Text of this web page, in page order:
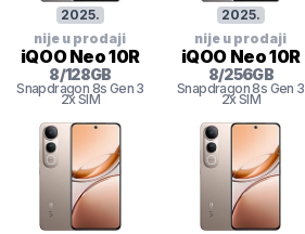
2025.
nije u prodaji
iQOO Neo 10R
8/128GB
Snapdragon 8s Gen 3
2x SIM
2025.
nije u prodaji
iQOO Neo 10R
8/256GB
Snapdragon 8s Gen 3
2x SIM